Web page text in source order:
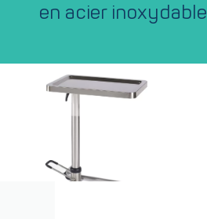
en acier inoxydable